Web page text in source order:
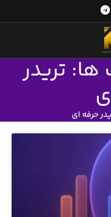
تریدر
حرفه ای